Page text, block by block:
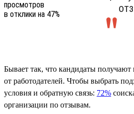
Бывает так, что кандидаты получают
от работодателей. Чтобы выбрать
условия и обратную связь: 72%
организации по отзывам.